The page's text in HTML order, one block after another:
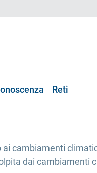
Reti
cambiamenti
dai cambiamenti